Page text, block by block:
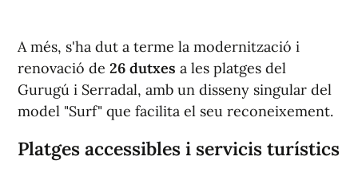
A més, s'ha dut a terme la modernització i
renovació de 26 dutxes a les platges del
Gurugú i Serradal, amb un disseny singular del
model "Surf" que facilita el seu reconeixement.
Platges accessibles i servicis turístics